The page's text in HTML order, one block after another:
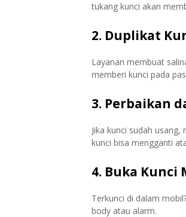
tukang kunci akan
2. Duplikat
Layanan membuat
memberi kunci pada
3. Perbaikan
Jika kunci sudah
kunci bisa mengganti
4. Buka Kunci
Terkunci di dalam
body atau alarm.